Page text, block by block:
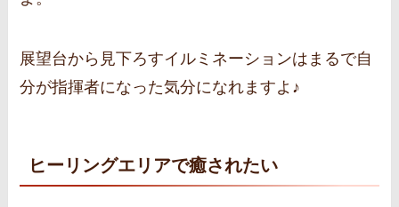
展望台から見下ろすイルミネーションはまるで自
分が指揮者になった気分になれますよ♪
ヒーリングエリアで癒されたい